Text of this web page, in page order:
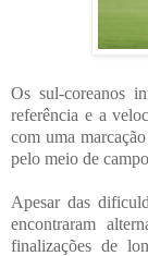
Os sul-coreanos
referência e a
com uma
pelo meio de
Apesar das
encontraram
finalizações de